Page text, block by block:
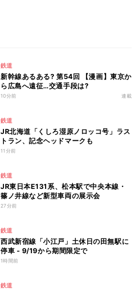
鉄道
新幹線あるある? 第54回 【漫画】東京か
ら広島へ遠征…交通手段は?
10分前 連載
鉄道
JR北海道「くしろ湿原ノロッコ号」ラス
トラン、記念ヘッドマークも
11分前
鉄道
JR東日本E131系、松本駅で中央本線・
篠ノ井線など新型車両の展示会
27分前
鉄道
西武新宿線「小江戸」土休日の田無駅に
停車 - 9/19から期間限定で
1時間前
鉄道